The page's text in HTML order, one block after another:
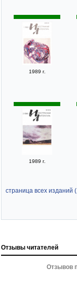
1989 г.
1989 г.
страница всех изданий
Отзывы читателей
Отзывов